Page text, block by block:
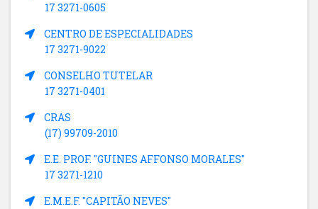
17 3271-0605
CENTRO DE ESPECIALIDADES
17 3271-9022
CONSELHO TUTELAR
17 3271-0401
CRAS
(17) 99709-2010
E.E. PROF. "GUINES AFFONSO MORALES"
17 3271-1210
E.M.E.F. "CAPITÃO NEVES"